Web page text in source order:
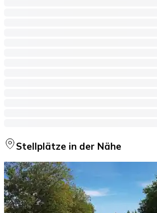
Stellplätze in der Nähe